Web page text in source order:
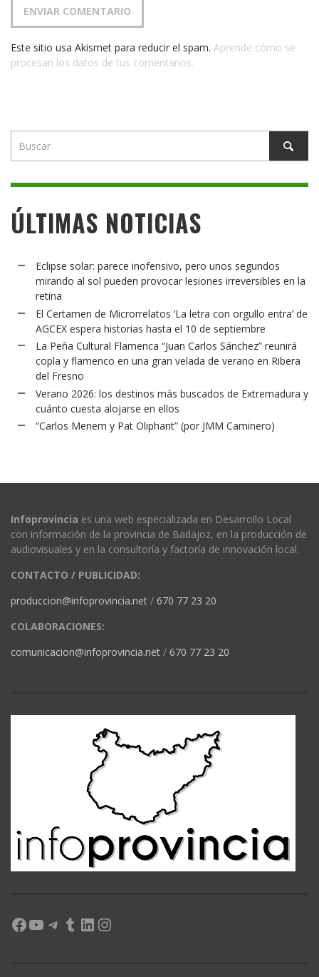
Este sitio usa Akismet para reducir el spam. Aprende cómo se
procesan los datos de tus comentarios.
ÚLTIMAS NOTICIAS
Eclipse solar: parece inofensivo, pero unos segundos
mirando al sol pueden provocar lesiones irreversibles en la
retina
El Certamen de Microrrelatos ‘La letra con orgullo entra’ de
AGCEX espera historias hasta el 10 de septiembre
La Peña Cultural Flamenca “Juan Carlos Sánchez” reunirá
copla y flamenco en una gran velada de verano en Ribera
del Fresno
Verano 2026: los destinos más buscados de Extremadura y
cuánto cuesta alojarse en ellos
“Carlos Menem y Pat Oliphant” (por JMM Caminero)
Infoprovincia es una web especializada en Desarrollo Local
con información de la provincia de Badajoz, en la producción de
audiovisuales y en la consultoría y factoría de innovación local.
CONTACTO / PUBLICIDAD:
produccion@infoprovincia.net / 670 77 23 20
COLABORACIONES:
comunicacion@infoprovincia.net / 670 77 23 20
Facebook
YouTube
Telegram
Tumblr
LinkedIn
Instagram